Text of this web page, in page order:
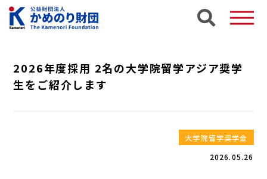
2026年度採用 2名の大学院留学アジア奨学
生をご紹介します
大学院留学奨学金
2026.05.26